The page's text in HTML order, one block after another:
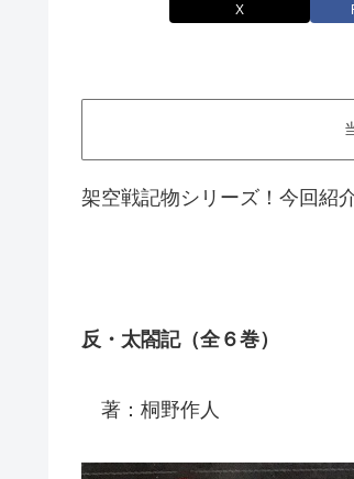
X
架空戦記物シリーズ！今回紹
反・太閤記（全６巻）
著：桐野作人